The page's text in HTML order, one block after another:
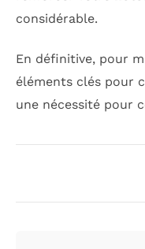
considérable.
En définitive, pour
éléments clés pour
une nécessité pour